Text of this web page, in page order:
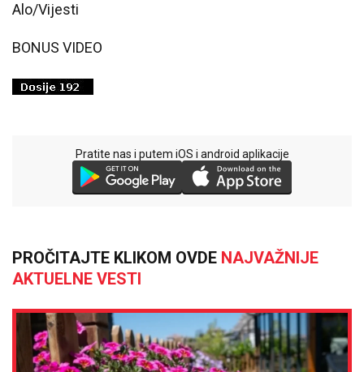
Alo/Vijesti
BONUS VIDEO
Pratite nas i putem iOS i android aplikacije
PROČITAJTE KLIKOM OVDE NAJVAŽNIJE
AKTUELNE VESTI